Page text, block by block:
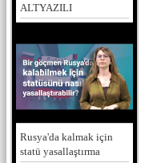
ALTYAZILI
Rusya'da kalmak için
statü yasallaştırma